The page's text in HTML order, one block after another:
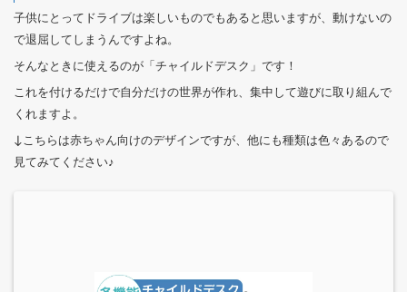
子供にとってドライブは楽しいものでもあると思いますが、動けないの
で退屈してしまうんですよね。
そんなときに使えるのが「チャイルドデスク」です！
これを付けるだけで自分だけの世界が作れ、集中して遊びに取り組んで
くれますよ。
↓こちらは赤ちゃん向けのデザインですが、他にも種類は色々あるので
見てみてください♪